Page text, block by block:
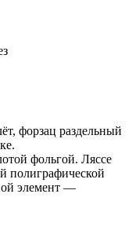
форзац раздельный
фольгой. Ляссе
полиграфической
элемент —